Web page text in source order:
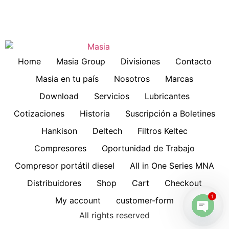
Home Masia Group Divisiones
Contacto
Masia en tu país
Nosotros
Marcas
Download
Servicios
Lubricantes
Cotizaciones
Historia
Suscripción a Boletines
Hankison
Deltech
Filtros Keltec
Compresores
Oportunidad de Trabajo
Compresor portátil diesel
All in One Series MNA
Distribuidores
Shop Cart
Checkout
My account
customer-form
All rights reserved
1